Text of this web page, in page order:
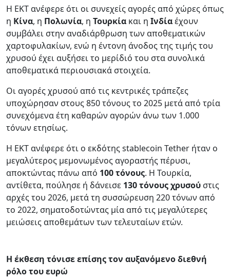
Η ΕΚΤ ανέφερε ότι οι συνεχείς αγορές από χώρες όπως
η Κίνα, η Πολωνία, η Τουρκία και η Ινδίαέχουν
συμβάλει στην αναδιάρθρωση των αποθεματικών
χαρτοφυλακίων, ενώ η έντονη άνοδος της τιμής του
χρυσού έχει αυξήσει το μερίδιό του στα συνολικά
αποθεματικά περιουσιακά στοιχεία.
Οι αγορές χρυσού από τις κεντρικές τράπεζες
υποχώρησαν στους 850 τόνους το 2025 μετά από τρία
συνεχόμενα έτη καθαρών αγορών άνω των 1.000
τόνων ετησίως.
Η ΕΚΤ ανέφερε ότι ο εκδότης stablecoin Tether ήταν ο
μεγαλύτερος μεμονωμένος αγοραστής πέρυσι,
αποκτώντας πάνω από 100 τόνους. Η Τουρκία,
αντίθετα, πούλησε ή δάνεισε 130 τόνους χρυσού στις
αρχές του 2026, μετά τη συσσώρευση 220 τόνων από
το 2022, σηματοδοτώντας μία από τις μεγαλύτερες
μειώσεις αποθεμάτων των τελευταίων ετών.
Η έκθεση τόνισε επίσης τον αυξανόμενο διεθνή
ρόλο του ευρώ